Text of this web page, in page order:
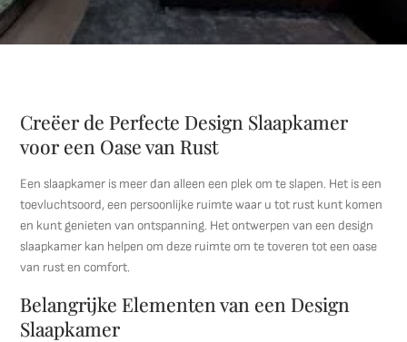
Creëer de Perfecte Design Slaapkamer
voor een Oase van Rust
Een slaapkamer is meer dan alleen een plek om te slapen. Het is een
toevluchtsoord, een persoonlijke ruimte waar u tot rust kunt komen
en kunt genieten van ontspanning. Het ontwerpen van een design
slaapkamer kan helpen om deze ruimte om te toveren tot een oase
van rust en comfort.
Belangrijke Elementen van een Design
Slaapkamer